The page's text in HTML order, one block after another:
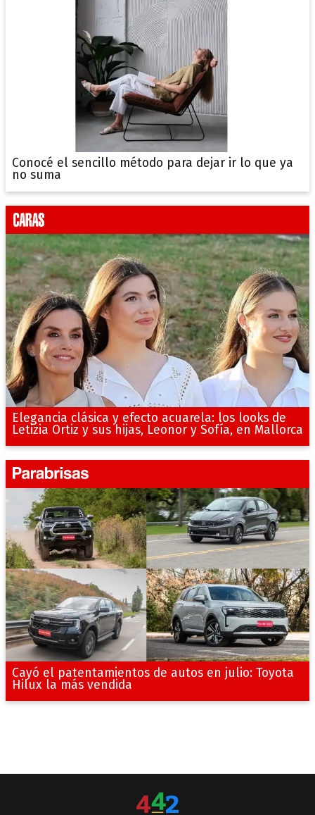
Conocé el sencillo método para dejar ir lo que ya
no suma
Elegancia clásica y efecto acuarela: los looks de
Letizia Ortiz y sus hijas, Leonor y Sofía, en Mallorca
Cayó el patentamientos de autos en julio: Toyota
Hilux la más vendida